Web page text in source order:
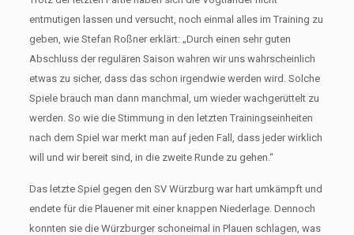
entmutigen lassen und versucht, noch einmal alles im Training zu
geben, wie Stefan Roßner erklärt: „Durch einen sehr guten
Abschluss der regulären Saison wahren wir uns wahrscheinlich
etwas zu sicher, dass das schon irgendwie werden wird. Solche
Spiele brauch man dann manchmal, um wieder wachgerüttelt zu
werden. So wie die Stimmung in den letzten Trainingseinheiten
nach dem Spiel war merkt man auf jeden Fall, dass jeder wirklich
will und wir bereit sind, in die zweite Runde zu gehen.“
Das letzte Spiel gegen den SV Würzburg war hart umkämpft und
endete für die Plauener mit einer knappen Niederlage. Dennoch
konnten sie die Würzburger schoneimal in Plauen schlagen, was